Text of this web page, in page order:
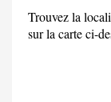
Trouvez la
sur la carte ci-